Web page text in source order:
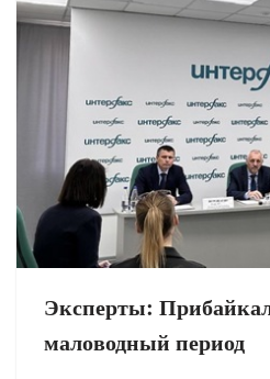
Эксперты:
маловодный период